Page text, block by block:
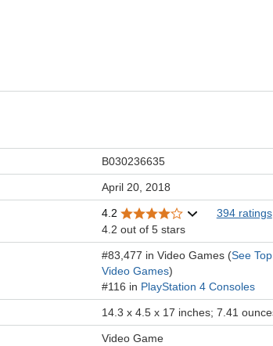
B030236635
April 20, 2018
4.2
394 ratings
4.2 out of 5 stars
#83,477 in Video Games (See
Video Games)
#116 in PlayStation 4 Consoles
14.3 x 4.5 x 17 inches; 7.41
Video Game